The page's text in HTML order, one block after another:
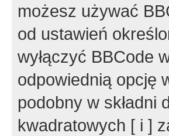
możesz używać
od ustawień
wyłączyć BBCode
odpowiednią opcję
podobny w składni
kwadratowych [ i ]